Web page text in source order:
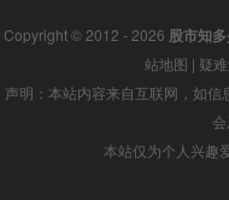
Copyright © 2012 - 2026 股市知
站地图 | 疑
声明：本站内容来自互联网，如
本站仅为个人兴趣